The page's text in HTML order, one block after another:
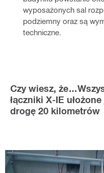
wyposażonych sal
podziemny oraz są
Czy wiesz,
łączniki X-IE
drogę 20 kilometrów